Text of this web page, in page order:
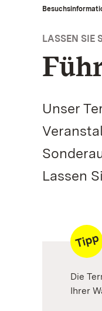
LASSEN SIE
Unser
Lassen
Die
Ihrer